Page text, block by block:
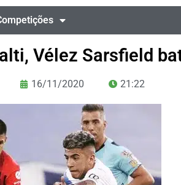
Vélez Sarsfield
16/11/2020 21:22